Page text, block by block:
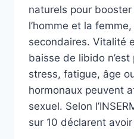
naturels pour
l’homme et la
secondaires. Vitalité
baisse de libido
stress, fatigue, âge
hormonaux peuvent
sexuel. Selon
sur 10 déclarent